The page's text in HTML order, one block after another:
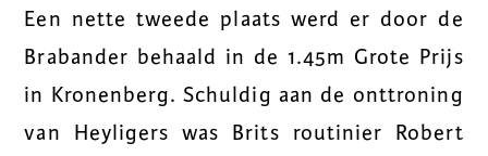
Een nette tweede plaats werd er door de
Brabander behaald in de 1.45m Grote Prijs
in Kronenberg. Schuldig aan de onttroning
van Heyligers was Brits routinier Robert